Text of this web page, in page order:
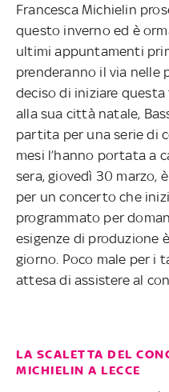
Francesca Michielin
questo inverno ed è
ultimi appuntamenti
prenderanno il via nelle
deciso di iniziare
alla sua città natale,
partita per una serie di
mesi l’hanno portata a
sera, giovedì 30 marzo,
per un concerto che
programmato per
esigenze di produzione
giorno. Poco male per i
attesa di assistere al
LA SCALETTA DEL
MICHIELIN A LECCE